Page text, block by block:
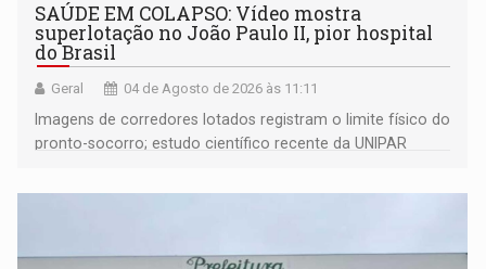
SAÚDE EM COLAPSO: Vídeo mostra
superlotação no João Paulo II, pior hospital
do Brasil
Geral 04 de Agosto de 2026 às 11:11
Imagens de corredores lotados registram o limite físico do
pronto-socorro; estudo científico recente da UNIPAR
amarga até 29 dias de espera por transferências devido